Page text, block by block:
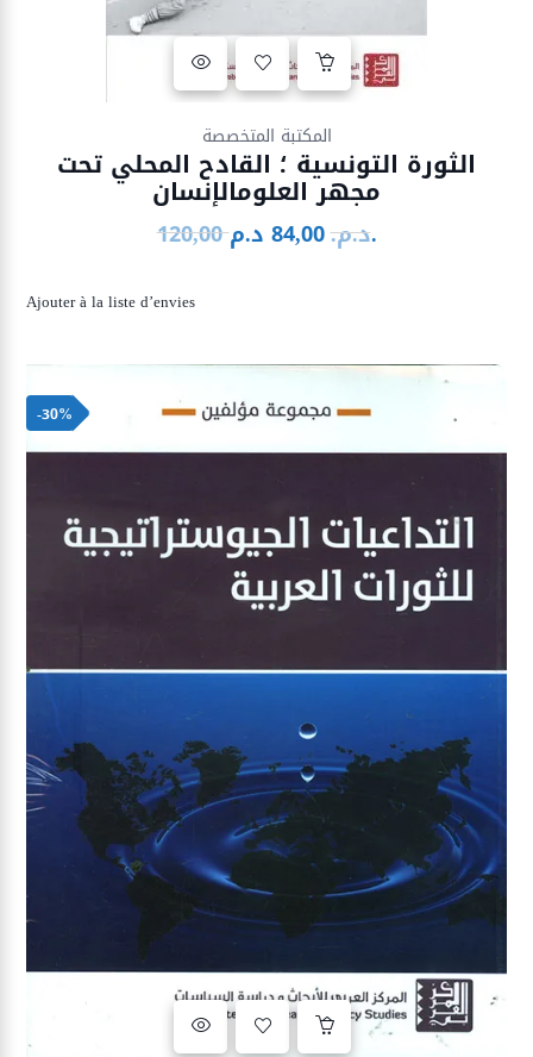
المكتبة المتخصصة
الثورة التونسية ؛ القادح المحلي تحت
مجهر العلومالإنسان
120,00 د.م.
Le
84,00 د.م.Le
Ajouter à la liste d’envies
-30%